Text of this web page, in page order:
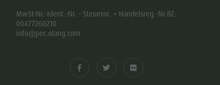
MwSt-Nr.-Ident.-Nr. - Steuernr. + Handelsreg.-Nr.BZ:
00477260210
info@pec.olang.com